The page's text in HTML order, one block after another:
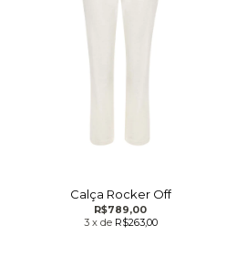
Calça Rocker Off
R$789,00
3 x de R$263,00